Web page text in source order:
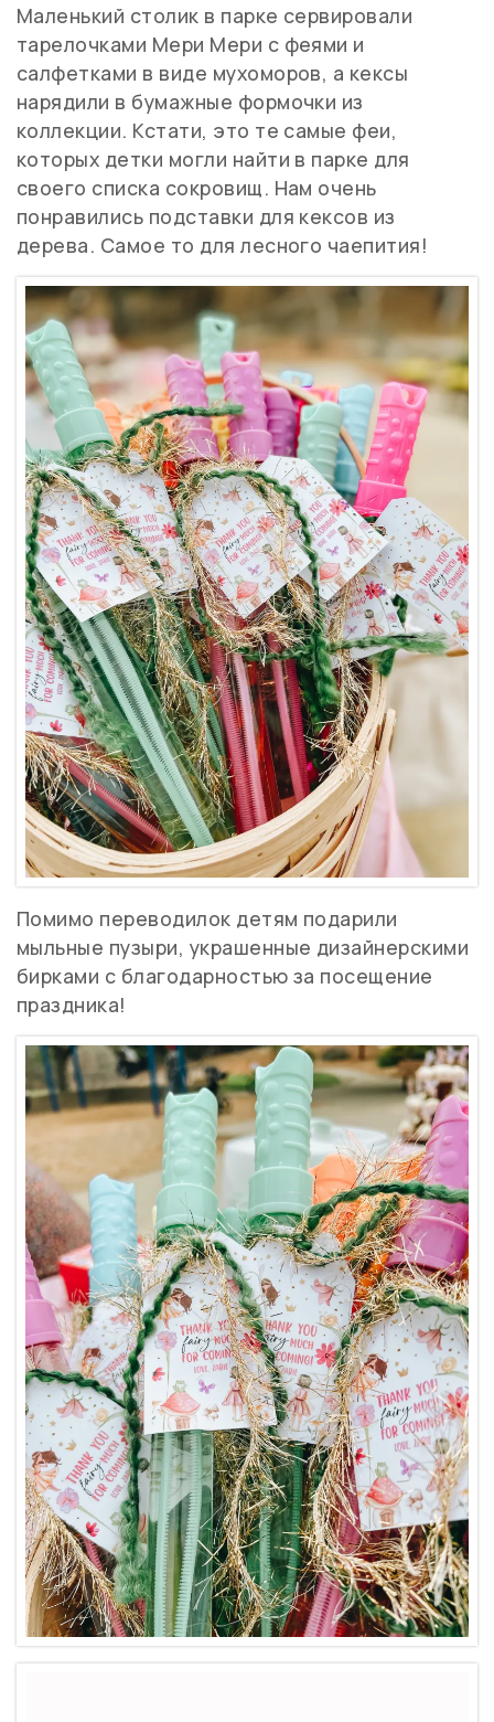
Маленький столик в парке сервировали
тарелочками Мери Мери с феями и
салфетками в виде мухоморов, а кексы
нарядили в бумажные формочки из
коллекции. Кстати, это те самые феи,
которых детки могли найти в парке для
своего списка сокровищ. Нам очень
понравились подставки для кексов из
дерева. Самое то для лесного чаепития!
Помимо переводилок детям подарили
мыльные пузыри, украшенные дизайнерскими
бирками с благодарностью за посещение
праздника!